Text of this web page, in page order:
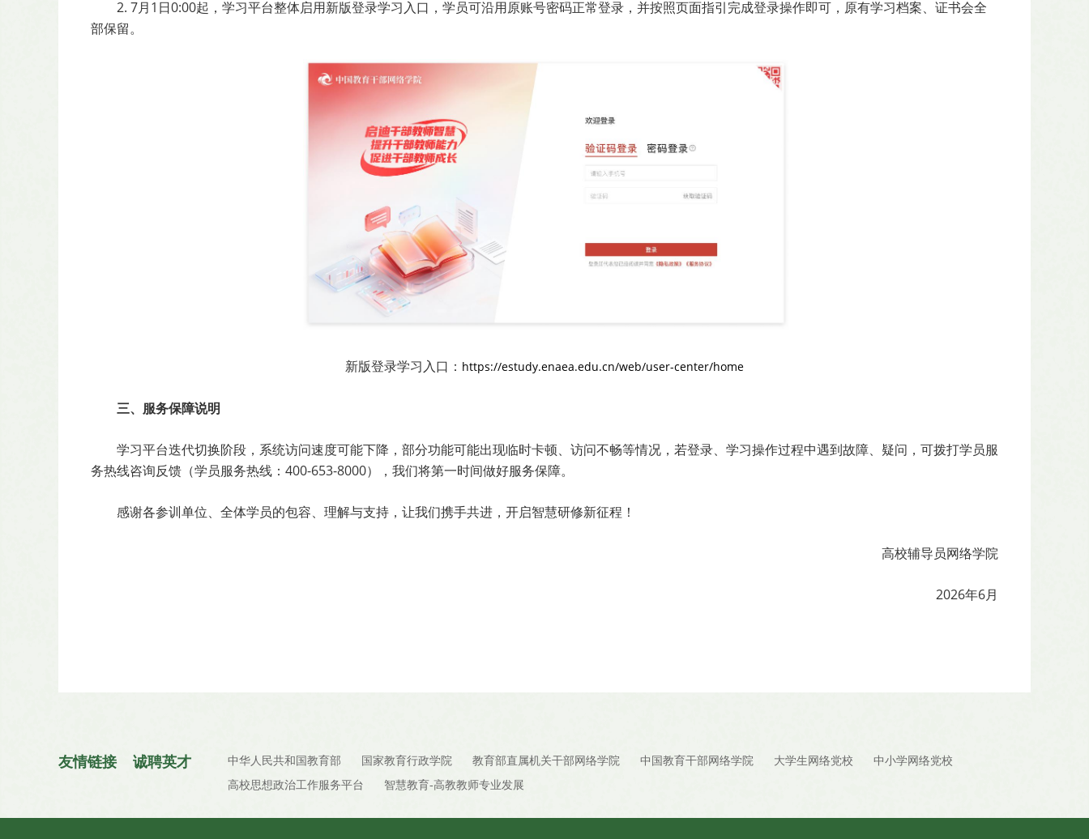
2. 7月1日0:00起，学习平台整体启用新版登录学习入口，学员可沿用原账号密码正常登录，并按照页面指引完成登录操作即可，原有学习档案、证书会全
部保留。
新版登录学习入口： https://estudy.enaea.edu.cn/web/user-center/home
三、服务保障说明
学习平台迭代切换阶段，系统访问速度可能下降，部分功能可能出现临时卡顿、访问不畅等情况，若登录、学习操作过程中遇到故障、疑问，可拨打学员服
务热线咨询反馈（学员服务热线：400-653-8000），我们将第一时间做好服务保障。
感谢各参训单位、全体学员的包容、理解与支持，让我们携手共进，开启智慧研修新征程！
高校辅导员网络学院
2026年6月
友情链接 诚聘英才 中华人民共和国教育部 国家教育行政学院 教育部直属机关干部网络学院 中国教育干部网络学院 大学生网络党校
中小学网络党校
高校思想政治工作服务平台
智慧教育-高教教师专业发展